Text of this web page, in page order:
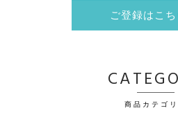
ご登録はこ
商品カテゴリ